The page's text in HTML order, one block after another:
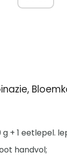
+ 1 eetlepel.
handvol;